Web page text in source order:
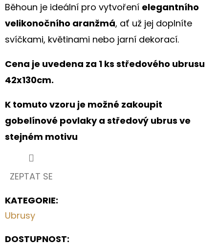
Běhoun je ideální pro vytvoření elegantního
velikonočního aranžmá, ať už jej doplníte
svíčkami, květinami nebo jarní dekorací.
Cena je uvedena za 1 ks středového ubrusu
42x130cm.
K tomuto vzoru je možné zakoupit
gobelínové povlaky a středový ubrus ve
stejném motivu
ZEPTAT SE
KATEGORIE:
Ubrusy
DOSTUPNOST: